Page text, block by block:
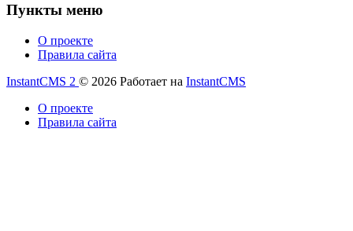
Пункты меню
О проекте
Правила сайта
InstantCMS 2 © 2026 Работает на InstantCMS
О проекте
Правила сайта